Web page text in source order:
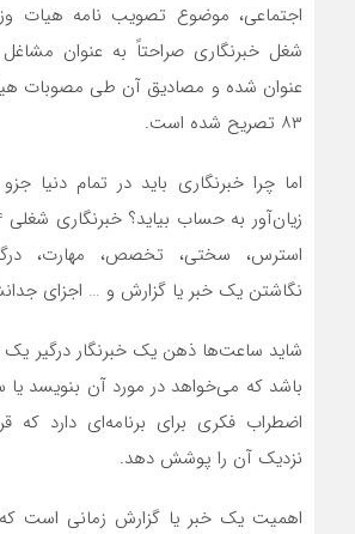
شغل خبرنگاری صراحتاً به عنوان
عنوان شده و مصادیق آن طی مصوبات
۸۳ تصریح شده است.
اما چرا خبرنگاری باید در تمام
استرس، سختی، تخصص، مهارت،
نگاشتن یک خبر یا گزارش و … اجزای
شاید ساعت‌ها ذهن یک خبرنگار درگیر یک
باشد که می‌خواهد در مورد آن بنویسد
اضطراب فکری برای برنامه‌ای دارد که
نزدیک آن را پوشش دهد.
اهمیت یک خبر یا گزارش زمانی است